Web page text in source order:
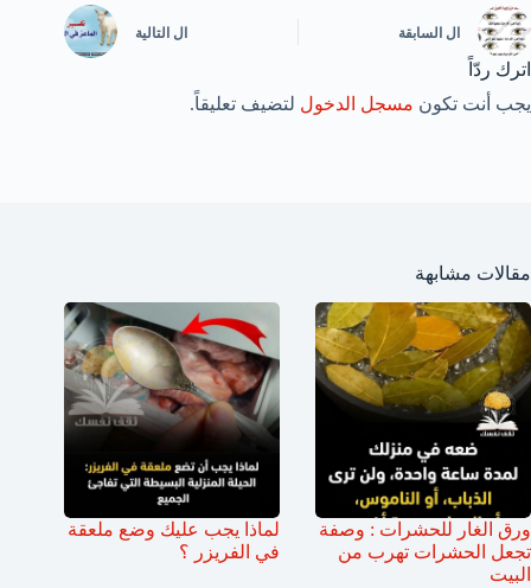
ال السابقة ال التالية
اترك ردّاً
يجب أنت تكون مسجل الدخول لتضيف تعليقاً.
مقالات مشابهة
ورق الغار للحشرات : وصفة
تجعل الحشرات تهرب من
البيت
لماذا يجب عليك وضع ملعقة
في الفريزر ؟